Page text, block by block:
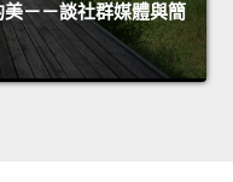
美－－談社群媒體與簡